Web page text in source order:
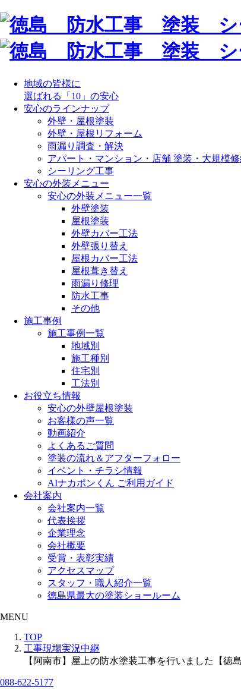
地域の皆様に
選ばれる「10」の安心
安心のラインナップ
外壁・屋根塗装
外壁・屋根リフォーム
雨漏り調査・解決
アパート・マンション・店舗 塗装・大規模
シーリング工事
安心の外装メニュー
安心の外装メニュー一覧
外壁塗装
屋根塗装
外壁カバー工法
外壁張り替え
屋根カバー工法
屋根葺き替え
雨漏り修理
防水工事
その他
施工事例
施工事例一覧
地域別
施工種別
住宅別
工法別
お役立ち情報
安心の外壁屋根塗装
お客様の声一覧
動画紹介
よくあるご質問
塗装の流れ＆アフターフォロー
イベント・チラシ情報
AIナカポンくん ご利用ガイド
会社案内
会社案内一覧
代表挨拶
企業理念
会社概要
受賞・表彰実績
アクセスマップ
スタッフ・職人紹介一覧
徳島県最大の塗装ショールーム
MENU
TOP
工事現場実況中継
【阿南市】屋上の防水塗装工事を行いました【徳島
088-622-5177